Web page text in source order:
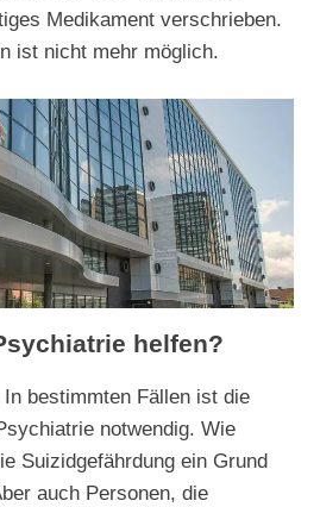
Medikament verschrieben.
ist nicht mehr möglich.
helfen?
bestimmten Fällen ist die
notwendig. Wie
Suizidgefährdung ein Grund
auch Personen, die